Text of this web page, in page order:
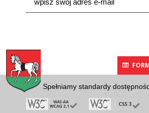
Spełniamy standardy